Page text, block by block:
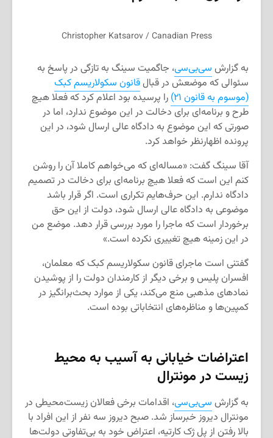
Christopher Katsarov / Canadian Press
به گزارش سی‌بی‌سی، جاگمیت سینگ به تازگی در پاسخ به
سئوالی که موضعش در قبالقانون سکولاریسم کبک
(موسوم به قانون ۲۱)
را پرسیده بود اعلام کرد که فعلا هیچ
طرح و برنامه‌ای برای دخالت در این موضوع ندارد، اما در
صورتی که این موضوع به دادگاه عالی ارسال شود، در این
پرونده اظهارنظر خواهد کرد.
آقا سینگ گفت: «مساله‌ای که می‌خواهم کاملا آن را روشن
کنم این است که فعلا هیچ برنامه‌ای برای دخالت در تصمیم
دادگاه ندارم. این حرف‌هایم تکراری است. اگر قرار باشد
موضوعی به دادگاه عالی ارسال شود، دولت از این حق
برخوردار است که ماجرا را مورد بررسی قرار دهد. موضع من
در این زمینه هیچ تغییری نکرده است.»
گفتنی است ماجرای قانون سکولاریسم کبک که معلمان،
افسران پلیس و برخی دیگر از کارمندان دولت را از پوشیدن
نمادهای مذهبی منع می‌کند، یکی از موارد بحث‌برانگیز در
کمپین‌ها و مناظره‌های انتخاباتی بوده است.
اعتراضات خیابانی به آسیب به محیط
زیست در مونترال
به گزارش سی‌بی‌سی، اقدامات برخی فعالان زیست‌محیطی در
مونترال دیروز خبرساز شد. صبح دیروز سه نفر از این افراد با
بالا رفتن از پل ژک کارتیه، اعتراض خود به بی‌تفاوتی دولت‌ها